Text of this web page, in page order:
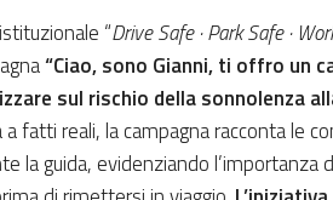
“Drive Safe · Park Safe ·
“Ciao, sono Gianni, ti offro un
sul rischio della sonnolenza
a fatti reali, la campagna racconta le
la guida, evidenziando l’importanza